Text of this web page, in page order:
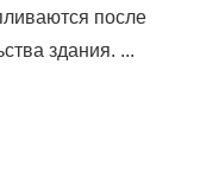
после
здания. ...